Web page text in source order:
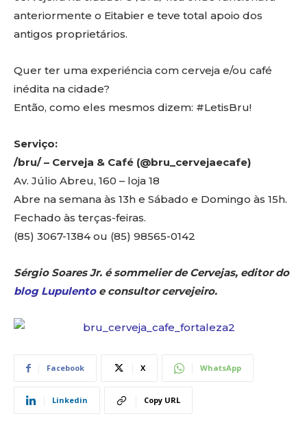
anteriormente o Eitabier e teve total apoio dos
antigos proprietários.
Quer ter uma experiéncia com cerveja e/ou café
inédita na cidade?
Então, como eles mesmos dizem: #LetisBru!
Serviço:
/bru/ – Cerveja & Café (@bru_cervejaecafe)
Av. Júlio Abreu, 160 – loja 18
Abre na semana às 13h e Sábado e Domingo às 15h.
Fechado às terças-feiras.
(85) 3067-1384 ou (85) 98565-0142
Sérgio Soares Jr. é sommelier de Cervejas, editor do
blog Lupulentoe consultor cervejeiro.
Facebook X WhatsApp
Linkedin Copy URL